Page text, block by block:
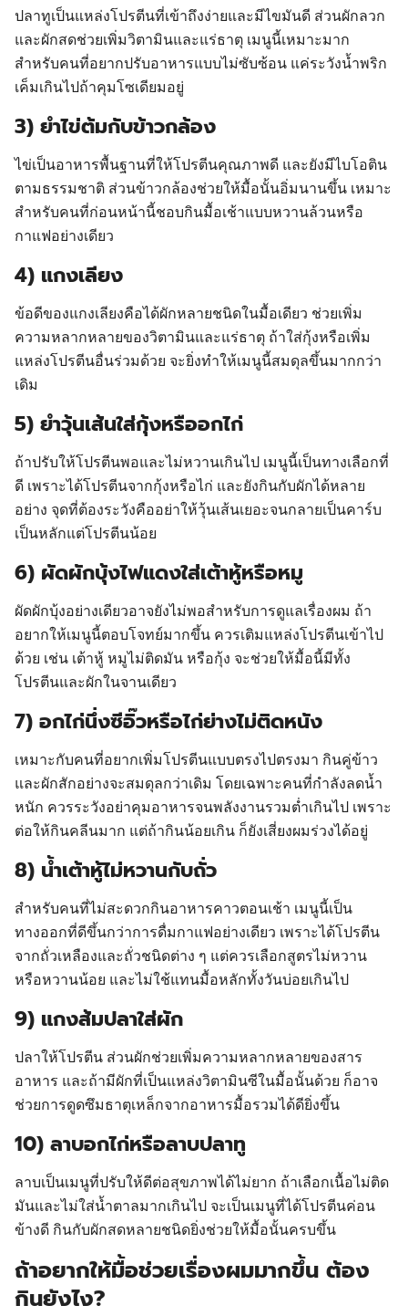
ปลาทูเป็นแหล่งโปรตีนที่เข้าถึงง่ายและมีไขมันดี ส่วนผักลวก
และผักสดช่วยเพิ่มวิตามินและแร่ธาตุ เมนูนี้เหมาะมาก
สำหรับคนที่อยากปรับอาหารแบบไม่ซับซ้อน แค่ระวังน้ำพริก
เค็มเกินไปถ้าคุมโซเดียมอยู่
3) ยำไข่ต้มกับข้าวกล้อง
ไข่เป็นอาหารพื้นฐานที่ให้โปรตีนคุณภาพดี และยังมีไบโอติน
ตามธรรมชาติ ส่วนข้าวกล้องช่วยให้มื้อนั้นอิ่มนานขึ้น เหมาะ
สำหรับคนที่ก่อนหน้านี้ชอบกินมื้อเช้าแบบหวานล้วนหรือ
กาแฟอย่างเดียว
4) แกงเลียง
ข้อดีของแกงเลียงคือได้ผักหลายชนิดในมื้อเดียว ช่วยเพิ่ม
ความหลากหลายของวิตามินและแร่ธาตุ ถ้าใส่กุ้งหรือเพิ่ม
แหล่งโปรตีนอื่นร่วมด้วย จะยิ่งทำให้เมนูนี้สมดุลขึ้นมากกว่า
เดิม
5) ยำวุ้นเส้นใส่กุ้งหรืออกไก่
ถ้าปรับให้โปรตีนพอและไม่หวานเกินไป เมนูนี้เป็นทางเลือกที่
ดี เพราะได้โปรตีนจากกุ้งหรือไก่ และยังกินกับผักได้หลาย
อย่าง จุดที่ต้องระวังคืออย่าให้วุ้นเส้นเยอะจนกลายเป็นคาร์บ
เป็นหลักแต่โปรตีนน้อย
6) ผัดผักบุ้งไฟแดงใส่เต้าหู้หรือหมู
ผัดผักบุ้งอย่างเดียวอาจยังไม่พอสำหรับการดูแลเรื่องผม ถ้า
อยากให้เมนูนี้ตอบโจทย์มากขึ้น ควรเติมแหล่งโปรตีนเข้าไป
ด้วย เช่น เต้าหู้ หมูไม่ติดมัน หรือกุ้ง จะช่วยให้มื้อนี้มีทั้ง
โปรตีนและผักในจานเดียว
7) อกไก่นึ่งซีอิ๊วหรือไก่ย่างไม่ติดหนัง
เหมาะกับคนที่อยากเพิ่มโปรตีนแบบตรงไปตรงมา กินคู่ข้าว
และผักสักอย่างจะสมดุลกว่าเดิม โดยเฉพาะคนที่กำลังลดน้ำ
หนัก ควรระวังอย่าคุมอาหารจนพลังงานรวมต่ำเกินไป เพราะ
ต่อให้กินคลีนมาก แต่ถ้ากินน้อยเกิน ก็ยังเสี่ยงผมร่วงได้อยู่
8) น้ำเต้าหู้ไม่หวานกับถั่ว
สำหรับคนที่ไม่สะดวกกินอาหารคาวตอนเช้า เมนูนี้เป็น
ทางออกที่ดีขึ้นกว่าการดื่มกาแฟอย่างเดียว เพราะได้โปรตีน
จากถั่วเหลืองและถั่วชนิดต่าง ๆ แต่ควรเลือกสูตรไม่หวาน
หรือหวานน้อย และไม่ใช้แทนมื้อหลักทั้งวันบ่อยเกินไป
9) แกงส้มปลาใส่ผัก
ปลาให้โปรตีน ส่วนผักช่วยเพิ่มความหลากหลายของสาร
อาหาร และถ้ามีผักที่เป็นแหล่งวิตามินซีในมื้อนั้นด้วย ก็อาจ
ช่วยการดูดซึมธาตุเหล็กจากอาหารมื้อรวมได้ดียิ่งขึ้น
10) ลาบอกไก่หรือลาบปลาทู
ลาบเป็นเมนูที่ปรับให้ดีต่อสุขภาพได้ไม่ยาก ถ้าเลือกเนื้อไม่ติด
มันและไม่ใส่น้ำตาลมากเกินไป จะเป็นเมนูที่ได้โปรตีนค่อน
ข้างดี กินกับผักสดหลายชนิดยิ่งช่วยให้มื้อนั้นครบขึ้น
ถ้าอยากให้มื้อช่วยเรื่องผมมากขึ้น ต้อง
กินยังไง?